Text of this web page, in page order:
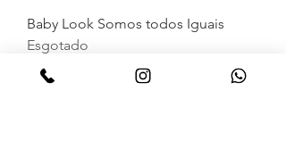
Baby Look Somos todos Iguais
Esgotado